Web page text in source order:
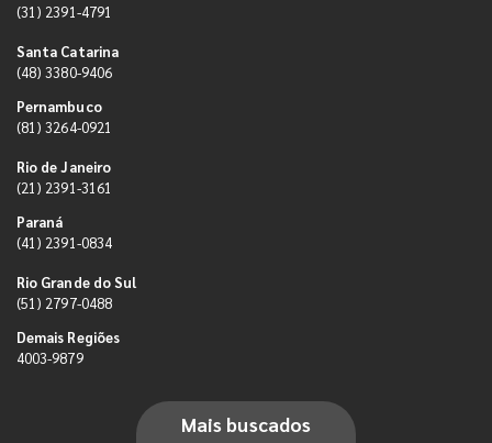
(31) 2391-4791
Santa Catarina
(48) 3380-9406
Pernambuco
(81) 3264-0921
Rio de Janeiro
(21) 2391-3161
Paraná
(41) 2391-0834
Rio Grande do Sul
(51) 2797-0488
Demais Regiões
4003-9879
Mais buscados